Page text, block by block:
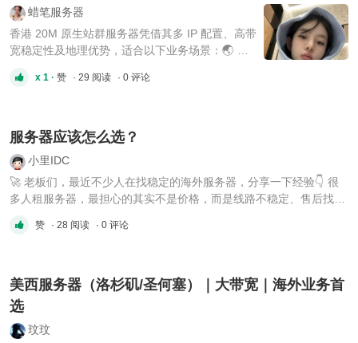
蜡笔服务器
香港 20M 原生站群服务器凭借其多 IP 配置、高带
宽稳定性及地理优势，适合以下业务场景：🌏 🔍
是不同 C 段 IP），可避免搜索引擎判定为关联站
营数十至数百个内容型网站，需通过多 ...
x 1 · 赞 · 29 阅读 · 0 评论
服务器应该怎么选？
小里IDC
🚀 老板们，最近不少人在找稳定的海外服务器，分享一下经验👇 很
多人租服务器，最担心的其实不是价格，而是线路不稳定、售后找不
求： ✅ 海外服务器 ✅ VPS / 云服务器 ✅ 独立服务器 ✅ 高防服务器
赞 · 28 阅读 · 0 评论
美西服务器（洛杉矶/圣何塞）｜大带宽｜海外业务首
选
玟玟